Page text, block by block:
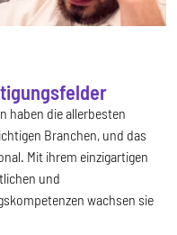
haben die allerbesten
Branchen, und das
Mit ihrem einzigartigen
und
wachsen sie